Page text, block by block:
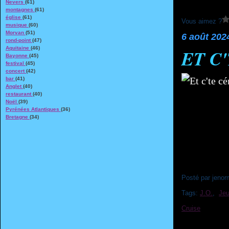
Nevers (61)
montagnes (61)
église (61)
musique (60)
Morvan (51)
rond-point (47)
Aquitaine (46)
Bayonne (45)
festival (45)
concert (42)
bar (41)
Anglet (40)
restaurant (40)
Noël (39)
Pyrénées Atlantiques (36)
Bretagne (34)
Vous aimez ?
6 août
ET
Posté par
Tags: J.O.,
Cruise